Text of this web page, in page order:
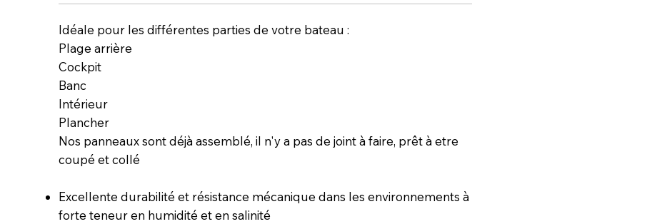
Idéale pour les différentes parties de votre bateau :
Plage arrière
Cockpit
Banc
Intérieur
Plancher
Nos panneaux sont déjà assemblé, il n'y a pas de joint à faire, prêt à etre
coupé et collé
Excellente durabilité et résistance mécanique dans les environnements à
forte teneur en humidité et en salinité